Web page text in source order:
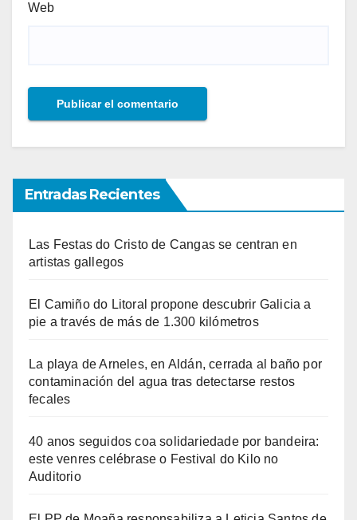
Web
Entradas Recientes
Las Festas do Cristo de Cangas se centran en
artistas gallegos
El Camiño do Litoral propone descubrir Galicia a
pie a través de más de 1.300 kilómetros
La playa de Arneles, en Aldán, cerrada al baño por
contaminación del agua tras detectarse restos
fecales
40 anos seguidos coa solidariedade por bandeira:
este venres celébrase o Festival do Kilo no
Auditorio